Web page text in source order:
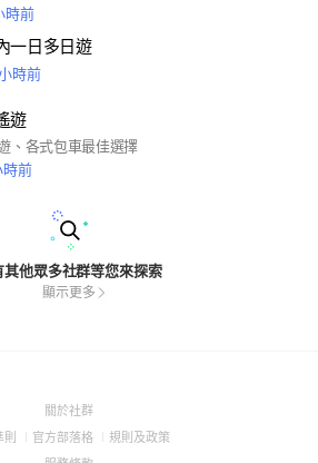
時前
一日多日遊
時前
遊
、各式包車最佳選擇
時前
其他眾多社群等您來探索
顯示更多
關於社群(Open
(Open
官方部落格
(Open
規則及政策(Open